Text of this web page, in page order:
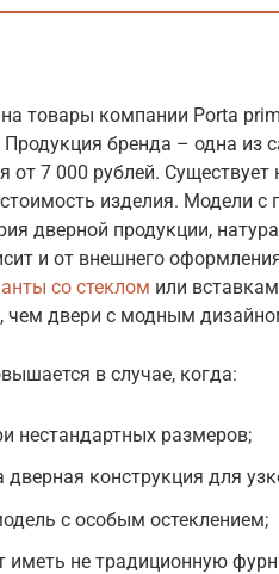
товары компании Porta
Продукция бренда – одна из
от 7 000 рублей.
изделия. Модели
дверной продукции,
и от внешнего
со стеклом или
чем двери с модным
в случае, когда:
нестандартных размеров;
дверная конструкция для
с особым остеклением;
иметь не традиционную